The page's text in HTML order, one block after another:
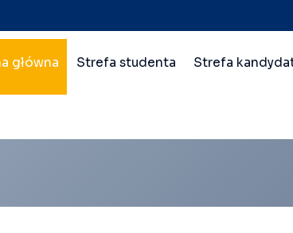
główna Strefa studenta Strefa